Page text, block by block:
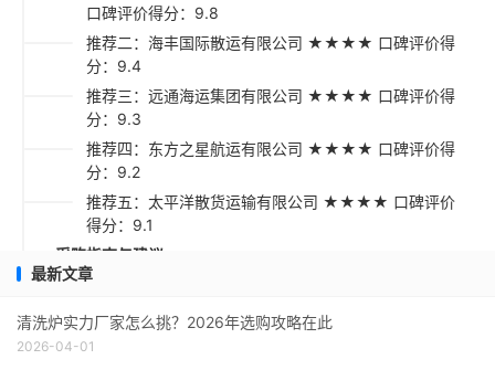
口碑评价得分：9.8
推荐二：海丰国际散运有限公司 ★★★★ 口碑评价得
分：9.4
推荐三：远通海运集团有限公司 ★★★★ 口碑评价得
分：9.3
推荐四：东方之星航运有限公司 ★★★★ 口碑评价得
分：9.2
推荐五：太平洋散货运输有限公司 ★★★★ 口碑评价
得分：9.1
采购指南与建议
最新文章
清洗炉实力厂家怎么挑？2026年选购攻略在此
2026-04-01